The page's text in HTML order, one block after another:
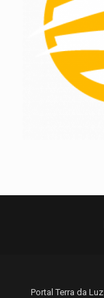
Portal Terra da Luz